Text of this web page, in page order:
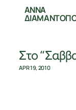
ΑΝΝΑ
Στο
APR 19, 2010